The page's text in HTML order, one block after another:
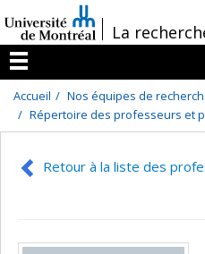
au
contenu
/La
Menu
Accueil
Nos équipes de
Répertoire des professeurs et
Retour à la liste des